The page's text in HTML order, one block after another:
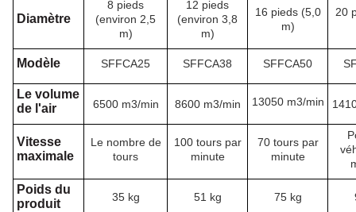
Diamètre
8 pieds
(environ 2,5
m)
12 pieds
(environ 3,8
m)
16 pieds (5,0
m)
20
Modèle SFFCA25 SFFCA38 SFFCA50
Le volume
de l'air
6500 m3/min 8600 m3/min 13050 m3/min
Vitesse
maximale
Le nombre de
tours
100 tours par
minute
70 tours par
minute
Poids du
produit
35 kg 51 kg 75 kg